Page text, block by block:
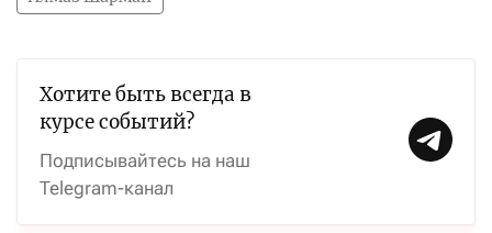
Хотите быть всегда в
курсе событий?
Подписывайтесь на наш
Telegram-канал